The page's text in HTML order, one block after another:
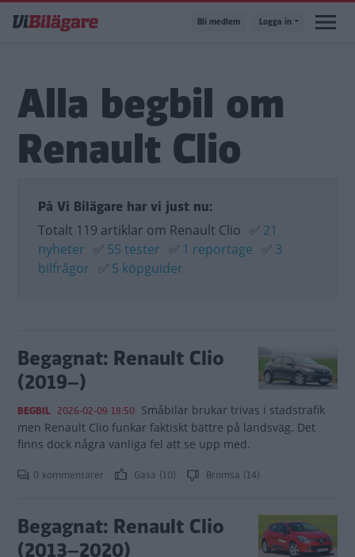
till
Bli medlem Logga in
Alla begbil om
Renault Clio
På Vi Bilägare har vi just nu:
Totalt 119 artiklar om Renault Clio ✅ 21
nyheter ✅ 55 tester ✅ 1 reportage ✅ 3
bilfrågor ✅ 5 köpguider
Begagnat: Renault Clio
(2019–)
BEGBIL 2026-02-09 18:50 Småbilar brukar trivas i stadstrafik
men Renault Clio funkar faktiskt bättre på landsväg. Det
finns dock några vanliga fel att se upp med.
0 kommentarer Gasa (10) Bromsa (14)
Begagnat: Renault Clio
(2013–2020)